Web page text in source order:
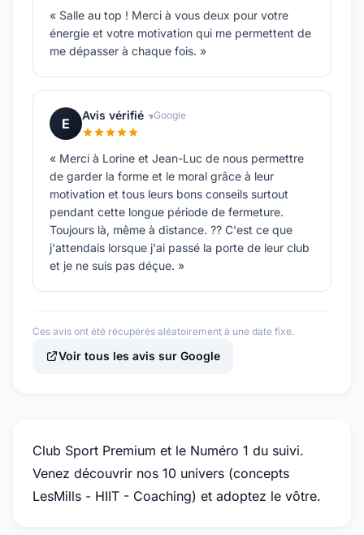
« Salle au top ! Merci à vous deux pour votre
énergie et votre motivation qui me permettent de
me dépasser à chaque fois. »
E
Avis vérifié Google
« Merci à Lorine et Jean-Luc de nous permettre
de garder la forme et le moral grâce à leur
motivation et tous leurs bons conseils surtout
pendant cette longue période de fermeture.
Toujours là, même à distance. ?? C'est ce que
j'attendais lorsque j'ai passé la porte de leur club
et je ne suis pas déçue. »
Ces avis ont été récupérés aléatoirement à une date fixe.
Voir tous les avis sur Google
Club Sport Premium et le Numéro 1 du suivi.
Venez découvrir nos 10 univers (concepts
LesMills - HIIT - Coaching) et adoptez le vôtre.